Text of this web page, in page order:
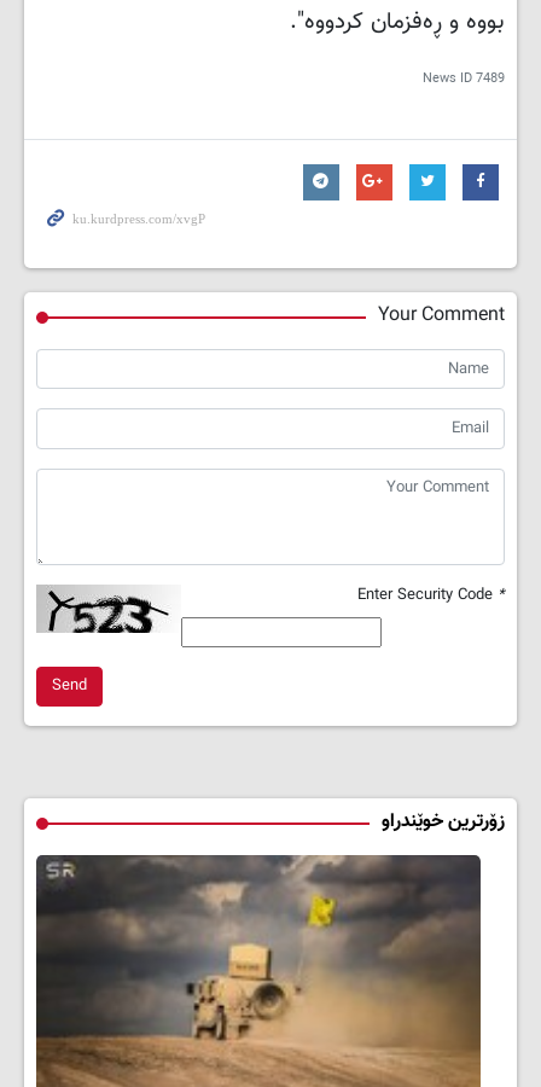
بووە و ڕەفزمان کردووە".
News ID7489
Your Comment
*
Send
زۆرترین خوێندراو